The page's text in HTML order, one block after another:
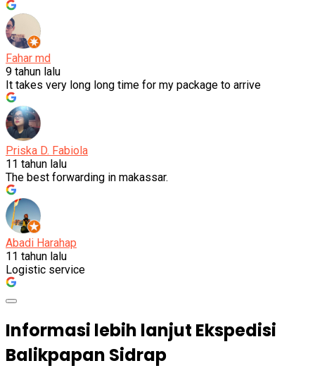
Fahar md
9 tahun lalu
It takes very long long time for my package to arrive
Priska D. Fabiola
11 tahun lalu
The best forwarding in makassar.
Abadi Harahap
11 tahun lalu
Logistic service
Informasi lebih lanjut Ekspedisi
Balikpapan Sidrap